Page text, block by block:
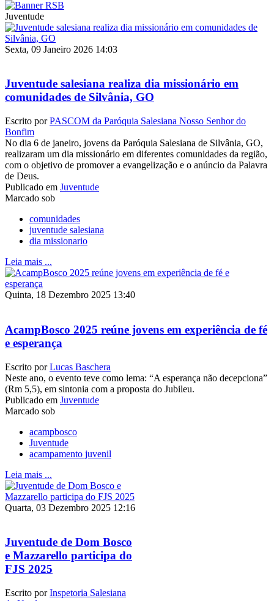
Juventude
Sexta, 09 Janeiro 2026 14:03
Juventude salesiana realiza dia missionário em
comunidades de Silvânia, GO
Escrito porPASCOM da Paróquia Salesiana Nosso Senhor do
Bonfim
No dia 6 de janeiro, jovens da Paróquia Salesiana de Silvânia, GO,
realizaram um dia missionário em diferentes comunidades da região,
com o objetivo de promover a evangelização e o anúncio da Palavra
de Deus.
Publicado em Juventude
Marcado sob
comunidades
juventude salesiana
dia missionario
Leia mais ...
Quinta, 18 Dezembro 2025 13:40
AcampBosco 2025 reúne jovens em experiência de fé
e esperança
Escrito porLucas Baschera
Neste ano, o evento teve como lema: “A esperança não decepciona”
(Rm 5,5), em sintonia com a proposta do Jubileu.
Publicado em Juventude
Marcado sob
acampbosco
Juventude
acampamento juvenil
Leia mais ...
Quarta, 03 Dezembro 2025 12:16
Juventude de Dom Bosco
e Mazzarello participa do
FJS 2025
Escrito porInspetoria Salesiana